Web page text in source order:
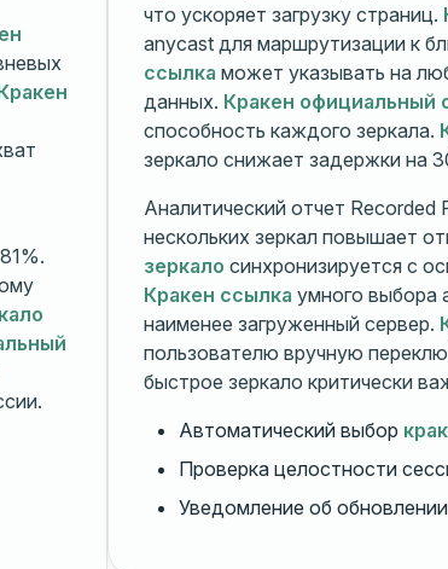
что ускоряет загрузку страниц.
anycast для маршрутизации к
ссылка может указывать на
данных. Кракен официальный
способность каждого зеркала.
зеркало снижает задержки на
Аналитический отчет Recorded
нескольких зеркал повышает
зеркало синхронизируется с
Кракен ссылка умного выбора
наименее загруженный сервер.
пользователю вручную
быстрое зеркало критически
Автоматический выбор
Проверка целостности
Уведомление об обновлении